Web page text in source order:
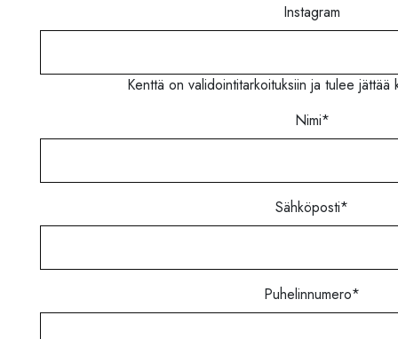
Instagram
Kenttä on validointitarkoituksiin ja tulee jättää
Nimi*
Sähköposti*
Puhelinnumero*